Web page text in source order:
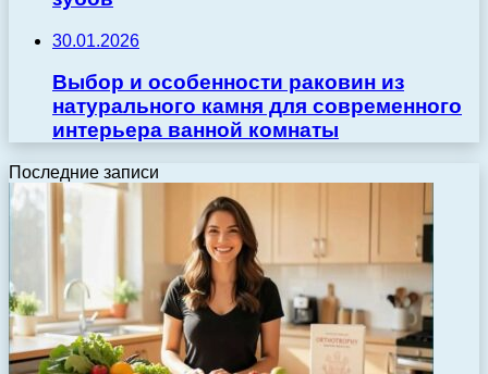
30.01.2026
Выбор и особенности раковин из
натурального камня для современного
интерьера ванной комнаты
Последние записи